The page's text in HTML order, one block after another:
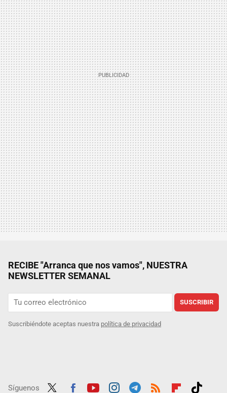
RECIBE "Arranca que nos vamos", NUESTRA
NEWSLETTER SEMANAL
SUSCRIBIR
Suscribiéndote aceptas nuestra política de privacidad
Síguenos